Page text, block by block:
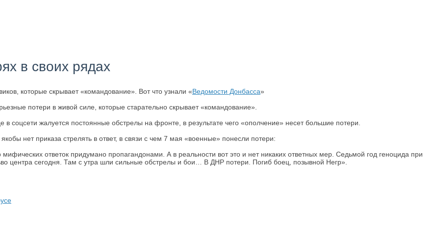
в своих рядах
которые скрывает «командование». Вот что узнали «Ведомости Донбасса»
потери в живой силе, которые старательно скрывает «командование».
соцсети жалуется постоянные обстрелы на фронте, в результате чего «ополчение» несет большие потери.
нет приказа стрелять в ответ, в связи с чем 7 мая «военные» понесли потери:
ответок придумано пропагандонами. А в реальности вот это и нет никаких ответных мер. Седьмой год геноцида при
центра сегодня. Там с утра шли сильные обстрелы и бои… В ДНР потери. Погиб боец, позывной Негр».